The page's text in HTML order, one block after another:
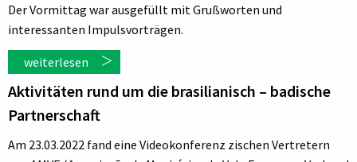
Der Vormittag war ausgefüllt mit Grußworten und
interessanten Impulsvorträgen.
weiterlesen
Aktivitäten rund um die brasilianisch – badische
Partnerschaft
Am 23.03.2022 fand eine Videokonferenz zischen Vertretern